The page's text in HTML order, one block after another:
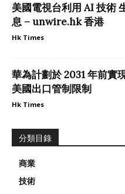
美國電視台利用 AI 技術
息 – unwire.hk 香港
Hk Times
華為計劃於 2031 年前實
美國出口管制限制
Hk Times
分類目錄
商業
技術